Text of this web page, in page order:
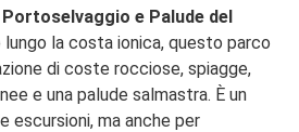
e Palude del
lungo la costa ionica, questo parco
di coste rocciose, spiagge,
e una palude salmastra. È un
escursioni, ma anche per